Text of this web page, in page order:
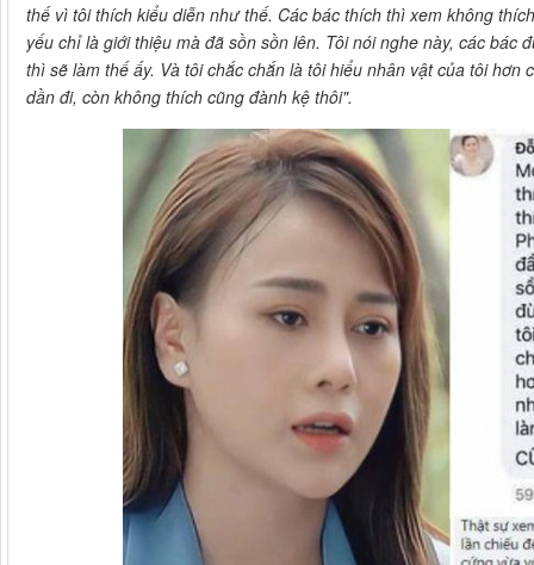
thế vì tôi thích kiểu diễn như thế. Các bác thích thì xem không
yếu chỉ là giới thiệu mà đã sồn sồn lên. Tôi nói nghe này, các
thì sẽ làm thế ấy. Và tôi chắc chắn là tôi hiểu nhân vật của tôi
dần đi, còn không thích cũng đành kệ thôi".